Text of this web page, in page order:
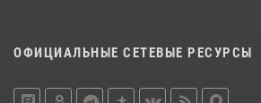
ОФИЦИАЛЬНЫЕ СЕТЕВЫЕ РЕСУРСЫ